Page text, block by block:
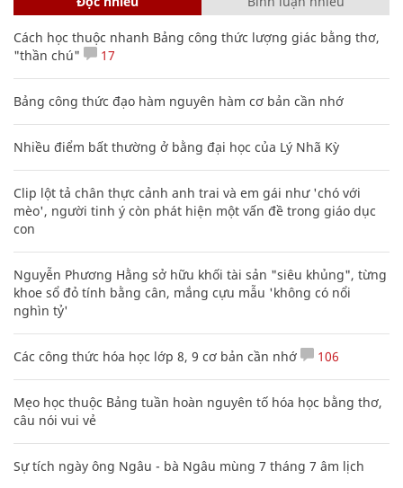
Cách học thuộc nhanh Bảng công thức lượng giác bằng thơ,
"thần chú"
17
Bảng công thức đạo hàm nguyên hàm cơ bản cần nhớ
Nhiều điểm bất thường ở bằng đại học của Lý Nhã Kỳ
Clip lột tả chân thực cảnh anh trai và em gái như 'chó với
mèo', người tinh ý còn phát hiện một vấn đề trong giáo dục
con
Nguyễn Phương Hằng sở hữu khối tài sản "siêu khủng", từng
khoe sổ đỏ tính bằng cân, mắng cựu mẫu 'không có nổi
nghìn tỷ'
Các công thức hóa học lớp 8, 9 cơ bản cần nhớ 106
Mẹo học thuộc Bảng tuần hoàn nguyên tố hóa học bằng thơ,
câu nói vui vẻ
Sự tích ngày ông Ngâu - bà Ngâu mùng 7 tháng 7 âm lịch